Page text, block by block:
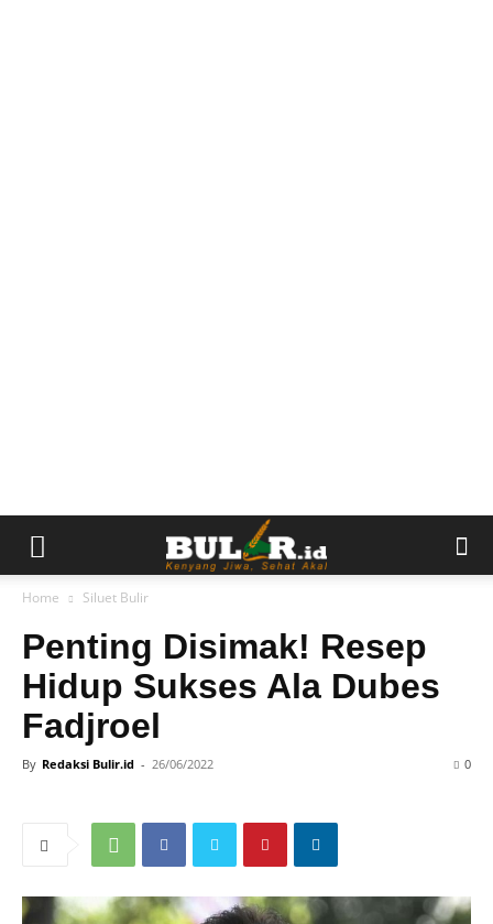
Home Siluet Bulir
Penting Disimak! Resep
Hidup Sukses Ala Dubes
Fadjroel
By Redaksi Bulir.id - 26/06/2022 0